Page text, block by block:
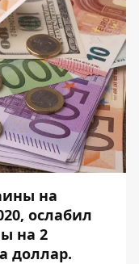
на
ослабил
на 2
доллар.